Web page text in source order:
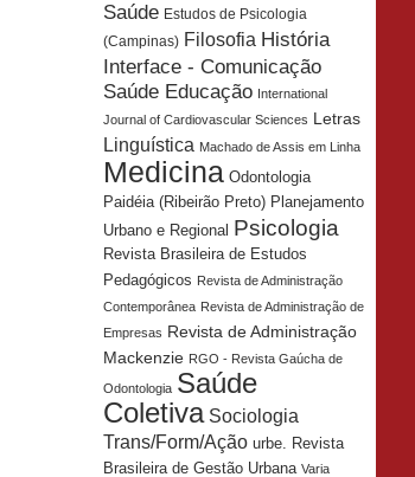
Saúde Estudos de Psicologia
(Campinas) Filosofia História
Interface - Comunicação
Saúde Educação International
Journal of Cardiovascular Sciences Letras
Linguística Machado de Assis em Linha
Medicina Odontologia
Paidéia (Ribeirão Preto) Planejamento
Urbano e Regional Psicologia
Revista Brasileira de Estudos
Pedagógicos Revista de Administração
Contemporânea Revista de Administração de
Empresas Revista de Administração
Mackenzie RGO - Revista Gaúcha de
Odontologia Saúde
Coletiva Sociologia
Trans/Form/Ação urbe. Revista
Brasileira de Gestão Urbana Varia